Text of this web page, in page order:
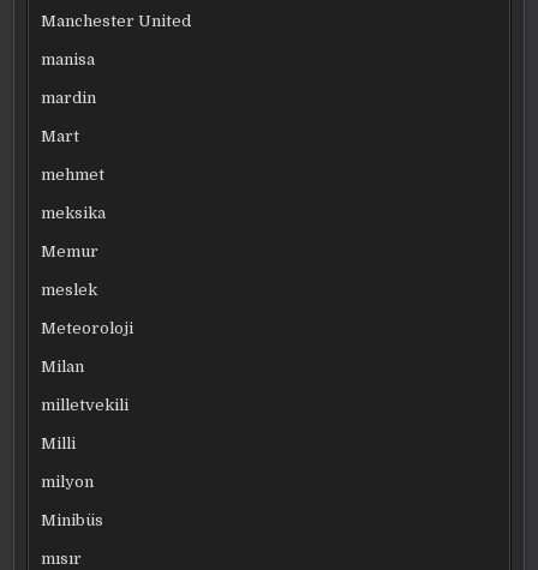
Manchester United
manisa
mardin
Mart
mehmet
meksika
Memur
meslek
Meteoroloji
Milan
milletvekili
Milli
milyon
Minibüs
mısır